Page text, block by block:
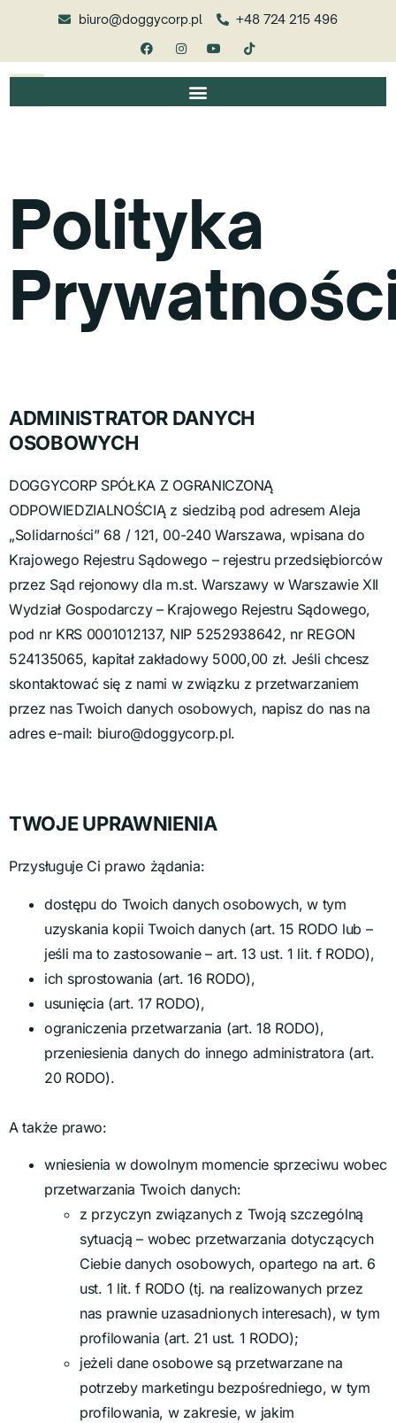
biuro@doggycorp.pl +48 724 215 496
Polityka
ADMINISTRATOR DANYCH
OSOBOWYCH
DOGGYCORP SPÓŁKA Z OGRANICZONĄ
ODPOWIEDZIALNOŚCIĄ z siedzibą pod adresem Aleja
„Solidarności” 68 / 121, 00-240 Warszawa, wpisana do
Krajowego Rejestru Sądowego – rejestru przedsiębiorców
przez Sąd rejonowy dla m.st. Warszawy w Warszawie XII
Wydział Gospodarczy – Krajowego Rejestru Sądowego,
pod nr KRS 0001012137, NIP 5252938642, nr REGON
524135065, kapitał zakładowy 5000,00 zł. Jeśli chcesz
skontaktować się z nami w związku z przetwarzaniem
przez nas Twoich danych osobowych, napisz do nas na
adres e-mail: biuro@doggycorp.pl.
TWOJE UPRAWNIENIA
Przysługuje Ci prawo żądania:
dostępu do Twoich danych osobowych, w tym
uzyskania kopii Twoich danych (art. 15 RODO lub –
jeśli ma to zastosowanie – art. 13 ust. 1 lit. f RODO),
ich sprostowania (art. 16 RODO),
usunięcia (art. 17 RODO),
ograniczenia przetwarzania (art. 18 RODO),
przeniesienia danych do innego administratora (art.
20 RODO).
A także prawo:
wniesienia w dowolnym momencie sprzeciwu wobec
przetwarzania Twoich danych:
z przyczyn związanych z Twoją szczególną
sytuacją – wobec przetwarzania dotyczących
Ciebie danych osobowych, opartego na art. 6
ust. 1 lit. f RODO (tj. na realizowanych przez
nas prawnie uzasadnionych interesach), w tym
profilowania (art. 21 ust. 1 RODO);
jeżeli dane osobowe są przetwarzane na
potrzeby marketingu bezpośredniego, w tym
profilowania, w zakresie, w jakim